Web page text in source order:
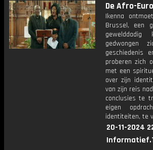
De Afro-
Ikenna
Brussel, een
gedwongen
geschiedenis
proberen zich
met een
over zijn
van zijn reis
conclusies te
eigen
identiteiten, te
20-11-2024